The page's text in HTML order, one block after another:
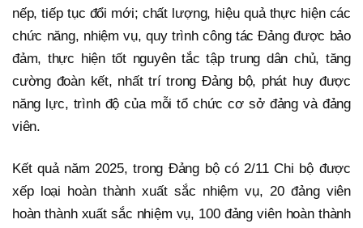
nếp, tiếp tục đổi mới; chất lượng, hiệu quả thực hiện các
chức năng, nhiệm vụ, quy trình công tác Đảng được bảo
đảm, thực hiện tốt nguyên tắc tập trung dân chủ, tăng
cường đoàn kết, nhất trí trong Đảng bộ, phát huy được
năng lực, trình độ của mỗi tổ chức cơ sở đảng và đảng
viên.
Kết quả năm 2025, trong Đảng bộ có 2/11 Chi bộ được
xếp loại hoàn thành xuất sắc nhiệm vụ, 20 đảng viên
hoàn thành xuất sắc nhiệm vụ, 100 đảng viên hoàn thành